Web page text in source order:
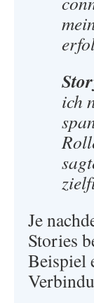
ich
Je
Stories
Beispiel